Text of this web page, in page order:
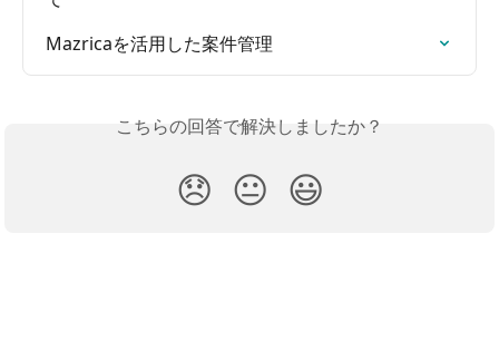
Mazricaを活用した案件管理
こちらの回答で解決しましたか？
😞 😐 😃